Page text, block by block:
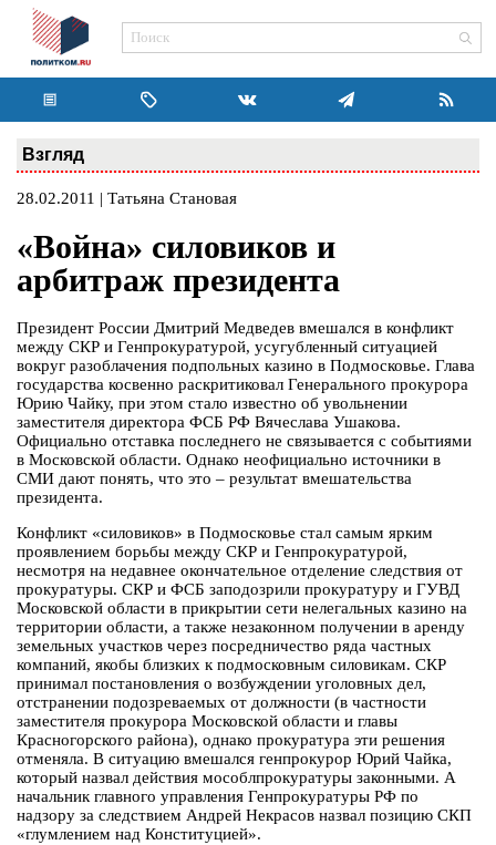
Взгляд
28.02.2011 | Татьяна Становая
«Война» силовиков и
арбитраж президента
Президент России Дмитрий Медведев вмешался в конфликт
между СКР и Генпрокуратурой, усугубленный ситуацией
вокруг разоблачения подпольных казино в Подмосковье. Глава
государства косвенно раскритиковал Генерального прокурора
Юрию Чайку, при этом стало известно об увольнении
заместителя директора ФСБ РФ Вячеслава Ушакова.
Официально отставка последнего не связывается с событиями
в Московской области. Однако неофициально источники в
СМИ дают понять, что это – результат вмешательства
президента.
Конфликт «силовиков» в Подмосковье стал самым ярким
проявлением борьбы между СКР и Генпрокуратурой,
несмотря на недавнее окончательное отделение следствия от
прокуратуры. СКР и ФСБ заподозрили прокуратуру и ГУВД
Московской области в прикрытии сети нелегальных казино на
территории области, а также незаконном получении в аренду
земельных участков через посредничество ряда частных
компаний, якобы близких к подмосковным силовикам. СКР
принимал постановления о возбуждении уголовных дел,
отстранении подозреваемых от должности (в частности
заместителя прокурора Московской области и главы
Красногорского района), однако прокуратура эти решения
отменяла. В ситуацию вмешался генпрокурор Юрий Чайка,
который назвал действия мособлпрокуратуры законными. А
начальник главного управления Генпрокуратуры РФ по
надзору за следствием Андрей Некрасов назвал позицию СКП
«глумлением над Конституцией».